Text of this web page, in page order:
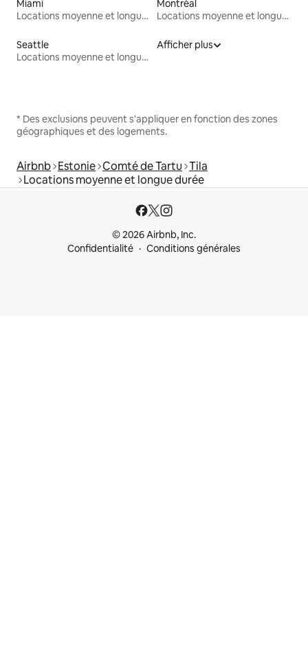
Miami
Locations moyenne et longue durée
Montréal
Locations moyenne et longue durée
Seattle
Locations moyenne et longue durée
Afficher plus
* Des exclusions peuvent s'appliquer en fonction des zones
géographiques et des logements.
Airbnb Estonie Comté de Tartu Tila
Locations moyenne et longue durée
© 2026 Airbnb, Inc.
Confidentialité
Conditions générales